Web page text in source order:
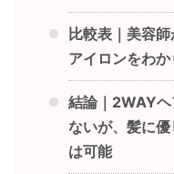
比較表｜美容
アイロンをわ
結論｜2WAY
ないが、髪に
は可能